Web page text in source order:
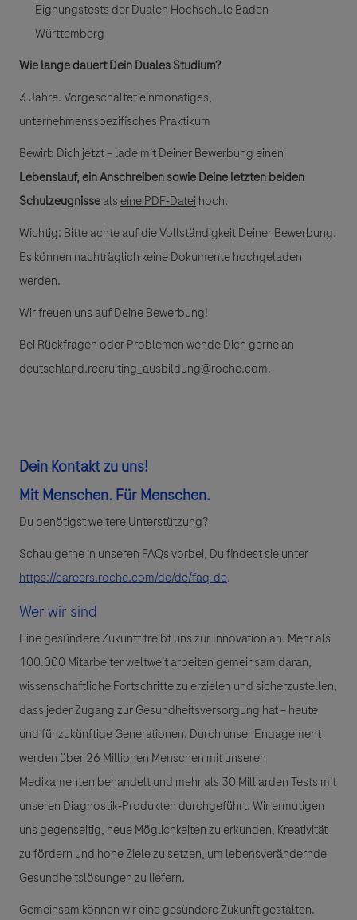
Eignungstests der Dualen Hochschule Baden-
Württemberg
Wie lange dauert Dein Duales Studium?
3 Jahre. Vorgeschaltet einmonatiges,
unternehmensspezifisches Praktikum
Bewirb Dich jetzt – lade mit Deiner Bewerbung einen
Lebenslauf, ein Anschreiben sowie Deine letzten beiden
Schulzeugnissealseine PDF-Datei hoch.
Wichtig: Bitte achte auf die Vollständigkeit Deiner Bewerbung.
Es können nachträglich keine Dokumente hochgeladen
werden.
Wir freuen uns auf Deine Bewerbung!
Bei Rückfragen oder Problemen wende Dich gerne an
deutschland.recruiting_ausbildung@roche.com.
Dein Kontakt zu uns!
MitMenschen.FürMenschen.
Du benötigst weitere Unterstützung?
Schau gerne in unseren FAQs vorbei, Du findest sie unter
https://careers.roche.com/de/de/faq-de.
Wer wir sind
Eine gesündere Zukunft treibt uns zur Innovation an. Mehr als
100.000 Mitarbeiter weltweit arbeiten gemeinsam daran,
wissenschaftliche Fortschritte zu erzielen und sicherzustellen,
dass jeder Zugang zur Gesundheitsversorgung hat – heute
und für zukünftige Generationen. Durch unser Engagement
werden über 26 Millionen Menschen mit unseren
Medikamenten behandelt und mehr als 30 Milliarden Tests mit
unseren Diagnostik-Produkten durchgeführt. Wir ermutigen
uns gegenseitig, neue Möglichkeiten zu erkunden, Kreativität
zu fördern und hohe Ziele zu setzen, um lebensverändernde
Gesundheitslösungen zu liefern.
Gemeinsam können wir eine gesündere Zukunft gestalten.